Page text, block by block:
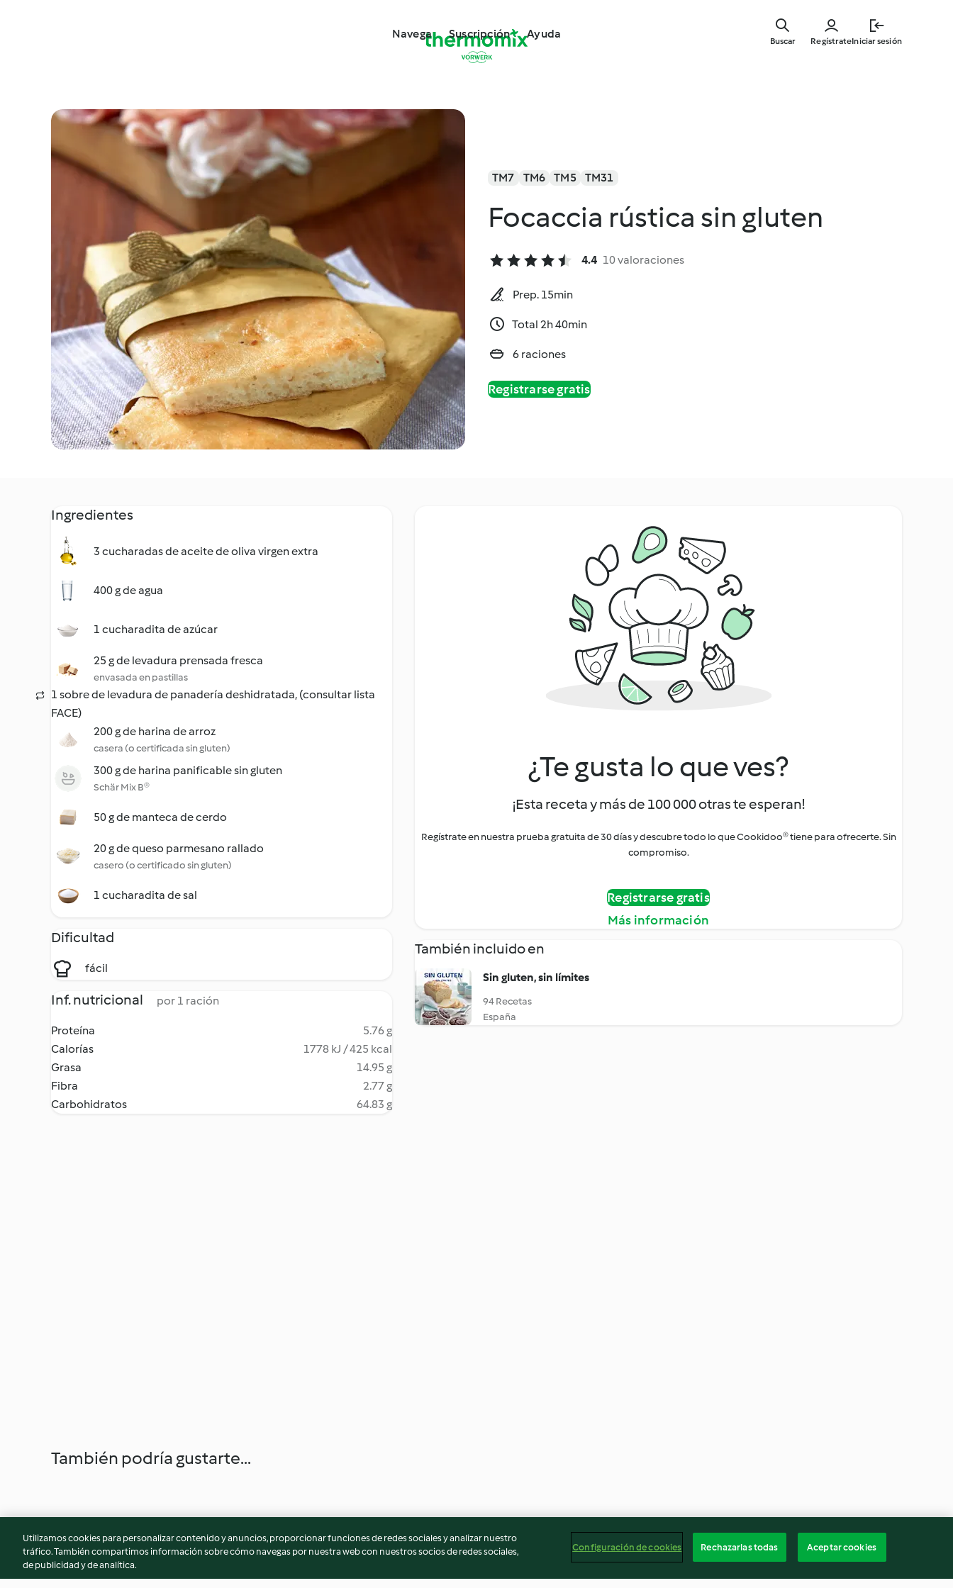
Navega Suscripción Ayuda
RegístrateIniciar sesión
Buscar
TM7 TM6 TM5 TM31
Focaccia rústica sin gluten
4.4 10 valoraciones
Prep. 15min
Total 2h 40min
6 raciones
Registrarse gratis
Ingredientes
3 cucharadas de aceite de oliva virgen extra
400 g de agua
1 cucharadita de azúcar
25 g de levadura prensada fresca
envasada en pastillas
1 sobre de levadura de panadería deshidratada, (consultar lista
FACE)
200 g de harina de arroz
casera (o certificada sin gluten)
300 g de harina panificable sin gluten
Schär Mix B®
50 g de manteca de cerdo
20 g de queso parmesano rallado
casero (o certificado sin gluten)
1 cucharadita de sal
Dificultad
fácil
Inf. nutricional por 1 ración
Proteína
5.76 g
Calorías
1778 kJ / 425 kcal
Grasa
14.95 g
Fibra
2.77 g
Carbohidratos
64.83 g
¿Te gusta lo que ves?
¡Esta receta y más de 100 000 otras te esperan!
Regístrate en nuestra prueba gratuita de 30 días y descubre todo lo que Cookidoo® tiene para ofrecerte. Sin
compromiso.
Registrarse gratis
Más información
También incluido en
Sin gluten, sin límites
94 Recetas
España
También podría gustarte...
Utilizamos cookies para personalizar contenido y anuncios, proporcionar funciones de redes sociales y analizar nuestro
tráfico. También compartimos información sobre cómo navegas por nuestra web con nuestros socios de redes sociales,
de publicidad y de analítica.
Configuración de cookies Rechazarlas todas Aceptar cookies